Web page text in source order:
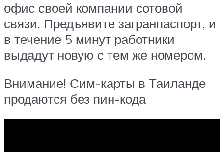
офис своей компании сотовой
связи. Предъявите загранпаспорт, и
в течение 5 минут работники
выдадут новую с тем же номером.
Внимание! Сим-карты в Таиланде
продаются без пин-кода